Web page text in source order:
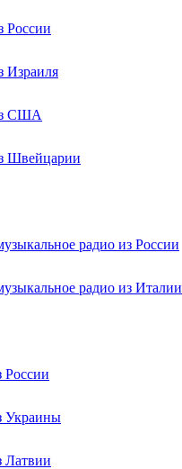
России
Израиля
США
Швейцарии
радио из России
радио из Италии
России
Украины
Латвии